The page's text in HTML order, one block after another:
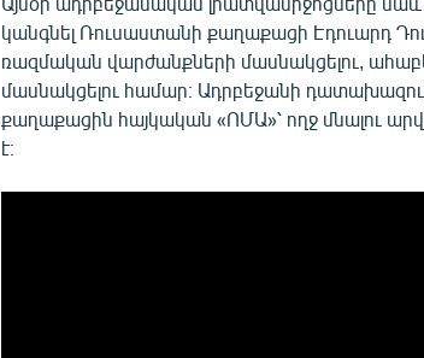
կանգնել Ռուսաստանի քաղաքացի Էդուարդ
ռազմական վարժանքների մասնակցելու,
մասնակցելու համար։ Ադրբեջանի
քաղաքացին հայկական «ՈՄԱ»՝ ողջ մնալու
է։